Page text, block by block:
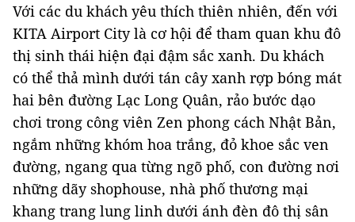
Với các du khách yêu thích thiên nhiên, đến với
KITA Airport City là cơ hội để tham quan khu đô
thị sinh thái hiện đại đậm sắc xanh. Du khách
có thể thả mình dưới tán cây xanh rợp bóng mát
hai bên đường Lạc Long Quân, rảo bước dạo
chơi trong công viên Zen phong cách Nhật Bản,
ngắm những khóm hoa trắng, đỏ khoe sắc ven
đường, ngang qua từng ngõ phố, con đường nơi
những dãy shophouse, nhà phố thương mại
khang trang lung linh dưới ánh đèn đô thị sân